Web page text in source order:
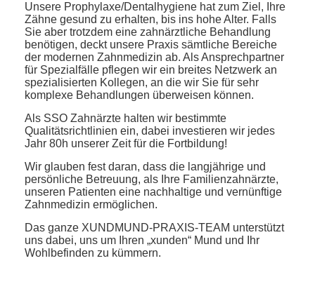
Unsere Prophylaxe/Dentalhygiene hat zum Ziel, Ihre
Zähne gesund zu erhalten, bis ins hohe Alter. Falls
Sie aber trotzdem eine zahnärztliche Behandlung
benötigen, deckt unsere Praxis sämtliche Bereiche
der modernen Zahnmedizin ab. Als Ansprechpartner
für Spezialfälle pflegen wir ein breites Netzwerk an
spezialisierten Kollegen, an die wir Sie für sehr
komplexe Behandlungen überweisen können.
Als SSO Zahnärzte halten wir bestimmte
Qualitätsrichtlinien ein, dabei investieren wir jedes
Jahr 80h unserer Zeit für die Fortbildung!
Wir glauben fest daran, dass die langjährige und
persönliche Betreuung, als Ihre Familienzahnärzte,
unseren Patienten eine nachhaltige und vernünftige
Zahnmedizin ermöglichen.
Das ganze XUNDMUND-PRAXIS-TEAM unterstützt
uns dabei, uns um Ihren „xunden“ Mund und Ihr
Wohlbefinden zu kümmern.